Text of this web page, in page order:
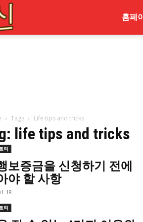
홈페
Tags Life tips and tricks
life tips and tricks
릭
보증금을 신청하기 전에
야 할 사항
18
릭